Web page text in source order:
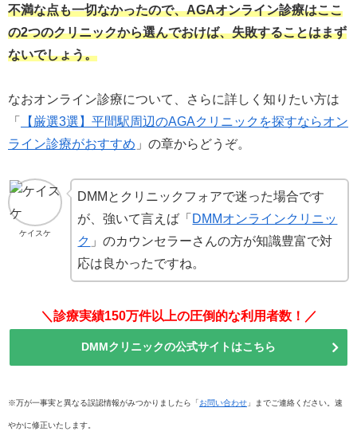
不満な点も一切なかったので、AGAオンライン診療はここ
の2つのクリニックから選んでおけば、失敗することはまず
ないでしょう。
なおオンライン診療について、さらに詳しく知りたい方は
「
【厳選3選】平間駅周辺のAGAクリニックを探すならオン
ライン診療がおすすめ 」の章からどうぞ。
ケイスケ
DMMとクリニックフォアで迷った場合です
が、強いて言えば「 DMMオンラインクリニッ
ク 」のカウンセラーさんの方が知識豊富で対
応は良かったですね。
＼診療実績150万件以上の圧倒的な利用者数！／
DMMクリニックの公式サイトはこちら
※万が一事実と異なる誤認情報がみつかりましたら「お問い合わせ 」までご連絡ください。速
やかに修正いたします。